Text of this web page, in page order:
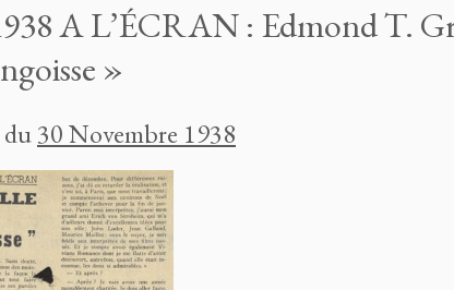
A L’ÉCRAN : Edmond T.
»
du30 Novembre 1938